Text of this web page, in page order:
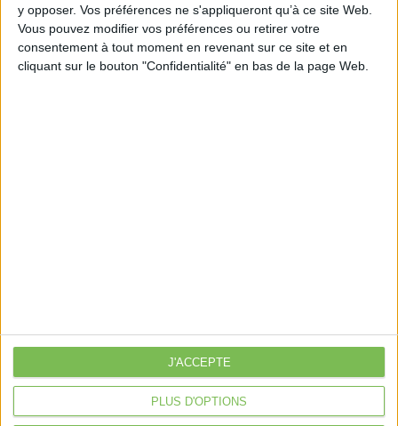
y opposer. Vos préférences ne s'appliqueront qu’à ce site Web.
Vous pouvez modifier vos préférences ou retirer votre
consentement à tout moment en revenant sur ce site et en
cliquant sur le bouton "Confidentialité" en bas de la page Web.
PLUS D'OPTIONS
J'ACCEPTE
À la une
Déclaration Impôt sur le Revenu
Loueur en Meublé